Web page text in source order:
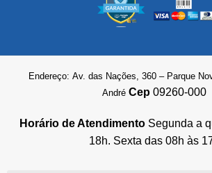
Endereço: Av. das Nações, 360 – Parque
André Cep 09260-000
Horário de Atendimento Segunda a
18h. Sexta das 08h às